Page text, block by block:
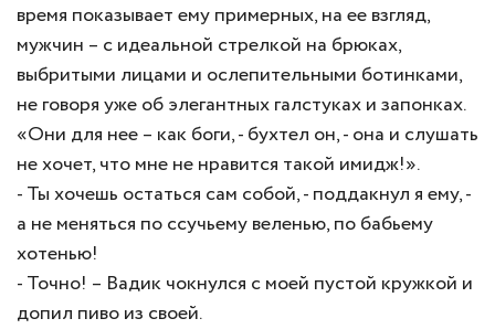
время показывает ему примерных, на ее взгляд,
мужчин – с идеальной стрелкой на брюках,
выбритыми лицами и ослепительными ботинками,
не говоря уже об элегантных галстуках и запонках.
«Они для нее – как боги, - бухтел он, - она и слушать
не хочет, что мне не нравится такой имидж!».
- Ты хочешь остаться сам собой, - поддакнул я ему, -
а не меняться по ссучьему веленью, по бабьему
хотенью!
- Точно! – Вадик чокнулся с моей пустой кружкой и
допил пиво из своей.